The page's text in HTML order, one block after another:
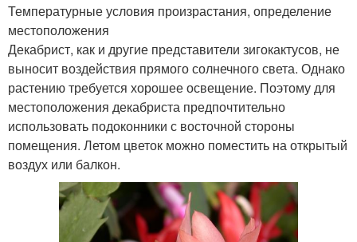
Температурные условия произрастания, определение
местоположения
Декабрист, как и другие представители зигокактусов, не
выносит воздействия прямого солнечного света. Однако
растению требуется хорошее освещение. Поэтому для
местоположения декабриста предпочтительно
использовать подоконники с восточной стороны
помещения. Летом цветок можно поместить на открытый
воздух или балкон.